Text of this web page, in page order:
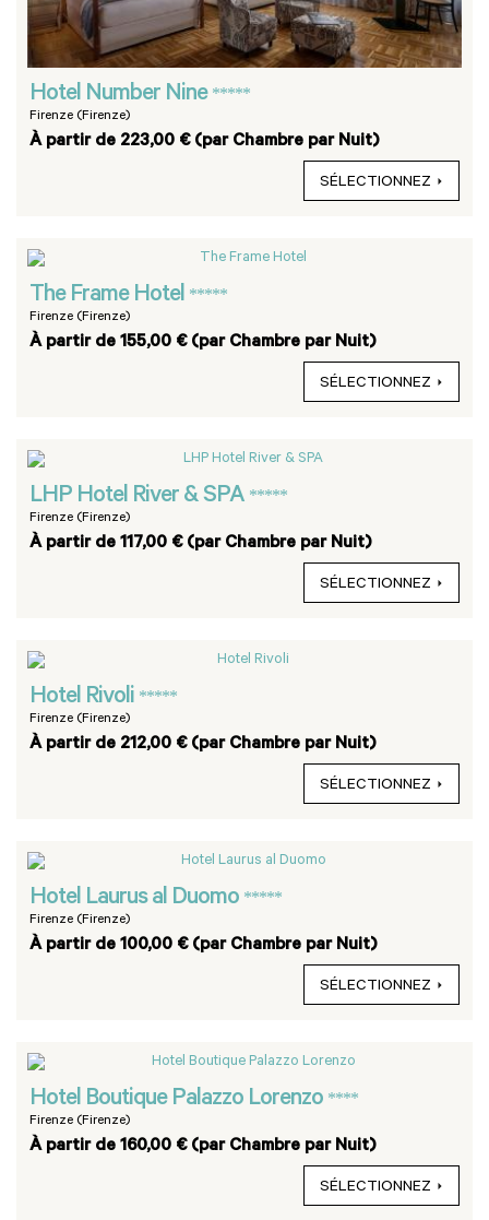
Hotel Number Nine *****
Firenze (Firenze)
À partir de 223,00 € (par Chambre par Nuit)
SÉLECTIONNEZ
The Frame Hotel *****
Firenze (Firenze)
À partir de 155,00 € (par Chambre par Nuit)
SÉLECTIONNEZ
LHP Hotel River & SPA *****
Firenze (Firenze)
À partir de 117,00 € (par Chambre par Nuit)
SÉLECTIONNEZ
Hotel Rivoli *****
Firenze (Firenze)
À partir de 212,00 € (par Chambre par Nuit)
SÉLECTIONNEZ
Hotel Laurus al Duomo *****
Firenze (Firenze)
À partir de 100,00 € (par Chambre par Nuit)
SÉLECTIONNEZ
Hotel Boutique Palazzo Lorenzo ****
Firenze (Firenze)
À partir de 160,00 € (par Chambre par Nuit)
SÉLECTIONNEZ